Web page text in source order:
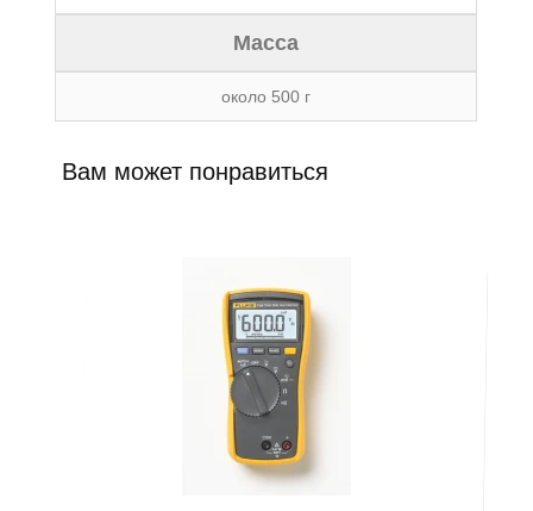
Масса
около 500 г
Вам может понравиться